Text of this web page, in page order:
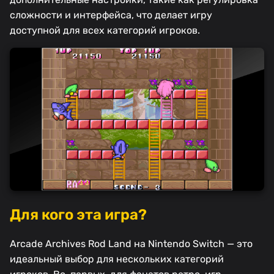
сложности и интерфейса, что делает игру
доступной для всех категорий игроков.
Для кого эта игра?
Arcade Archives Rod Land на Nintendo Switch — это
идеальный выбор для нескольких категорий